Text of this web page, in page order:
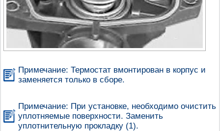
Примечание: Термостат вмонтирован в корпус и
заменяется только в сборе.
Примечание: При установке, необходимо очистить
уплотняемые поверхности. Заменить
уплотнительную прокладку (1).